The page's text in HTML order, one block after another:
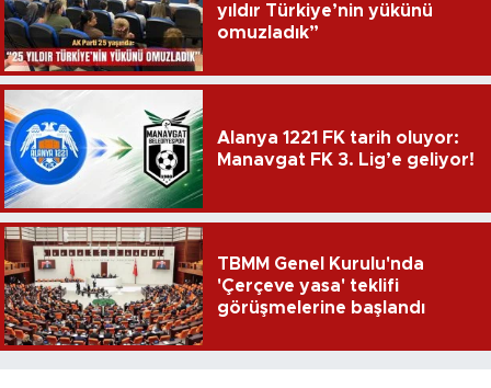
yıldır Türkiye’nin yükünü
omuzladık”
Alanya 1221 FK tarih oluyor:
Manavgat FK 3. Lig’e geliyor!
TBMM Genel Kurulu'nda
'Çerçeve yasa' teklifi
görüşmelerine başlandı